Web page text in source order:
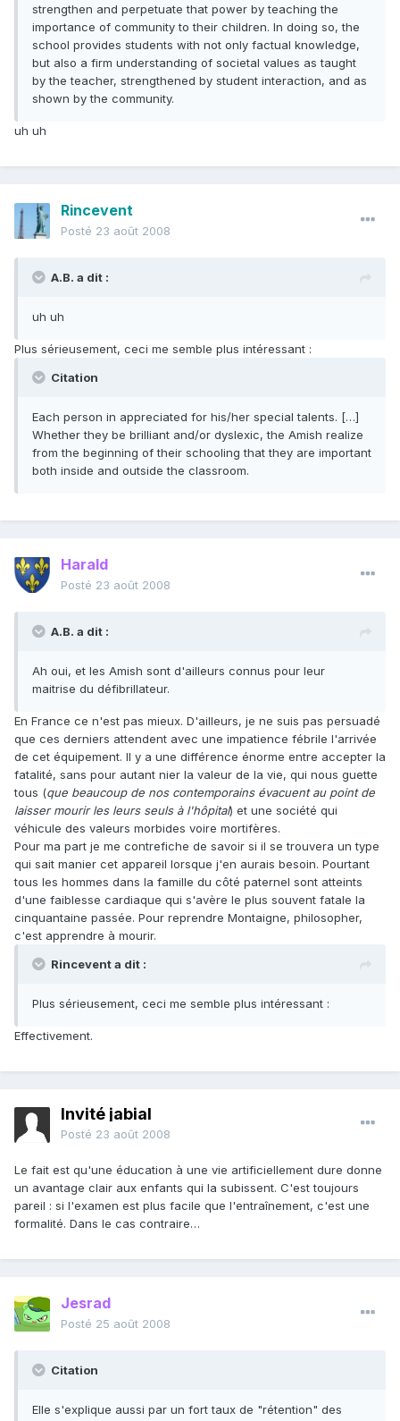
strengthen and perpetuate that power by teaching the
importance of community to their children. In doing so, the
school provides students with not only factual knowledge,
but also a firm understanding of societal values as taught
by the teacher, strengthened by student interaction, and as
shown by the community.
uh uh
Rincevent
Posté 23 août 2008
A.B. a dit :
uh uh
Plus sérieusement, ceci me semble plus intéressant :
Citation
Each person in appreciated for his/her special talents. […]
Whether they be brilliant and/or dyslexic, the Amish realize
from the beginning of their schooling that they are important
both inside and outside the classroom.
Harald
Posté 23 août 2008
A.B. a dit :
Ah oui, et les Amish sont d'ailleurs connus pour leur
maitrise du défibrillateur.
En France ce n'est pas mieux. D'ailleurs, je ne suis pas persuadé
que ces derniers attendent avec une impatience fébrile l'arrivée
de cet équipement. Il y a une différence énorme entre accepter la
fatalité, sans pour autant nier la valeur de la vie, qui nous guette
tous (que beaucoup de nos contemporains évacuent au point de
laisser mourir les leurs seuls à l'hôpital) et une société qui
véhicule des valeurs morbides voire mortifères.
Pour ma part je me contrefiche de savoir si il se trouvera un type
qui sait manier cet appareil lorsque j'en aurais besoin. Pourtant
tous les hommes dans la famille du côté paternel sont atteints
d'une faiblesse cardiaque qui s'avère le plus souvent fatale la
cinquantaine passée. Pour reprendre Montaigne, philosopher,
c'est apprendre à mourir.
Rincevent a dit :
Plus sérieusement, ceci me semble plus intéressant :
Effectivement.
Invité jabial
Posté 23 août 2008
Le fait est qu'une éducation à une vie artificiellement dure donne
un avantage clair aux enfants qui la subissent. C'est toujours
pareil : si l'examen est plus facile que l'entraînement, c'est une
formalité. Dans le cas contraire…
Jesrad
Posté 25 août 2008
Citation
Elle s'explique aussi par un fort taux de "rétention" des